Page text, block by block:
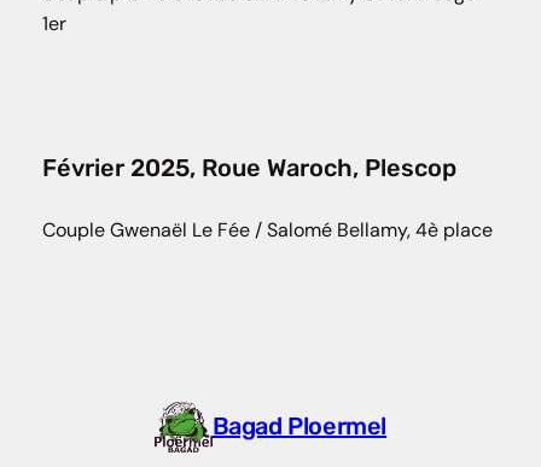
1er
Février 2025, Roue Waroch, Plescop
Couple Gwenaël Le Fée / Salomé Bellamy, 4è place
Bagad Ploermel